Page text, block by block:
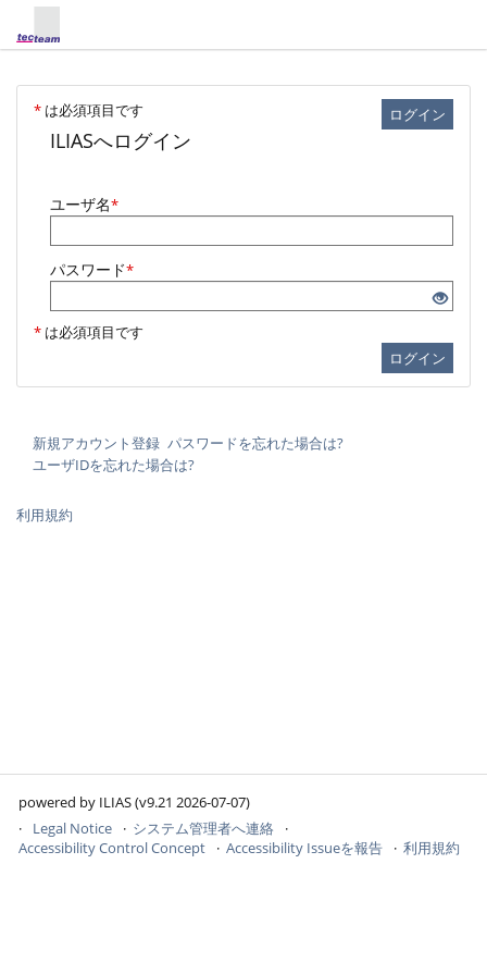
ログイン
* は必須項目です
ILIASへログイン
ユーザ名*
パスワード*
* は必須項目です
ログイン
新規アカウント登録 パスワードを忘れた場合は?
ユーザIDを忘れた場合は?
利用規約
powered by ILIAS (v9.21 2026-07-07)
Legal Notice
システム管理者へ連絡
Accessibility Control Concept
Accessibility Issueを報告 利用規約